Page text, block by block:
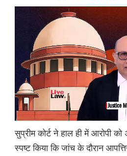
सुप्रीम कोर्ट ने हाल ही में आरोपी
स्पष्ट किया कि जांच के दौरान